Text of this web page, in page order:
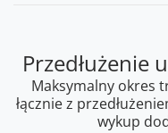
Przedłużenie
Maksymalny okres
łącznie z
wykup